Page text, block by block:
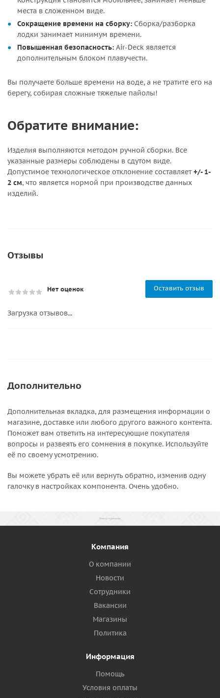
места в сложенном виде.
Сокращение времени на сборку: Сборка/разборка
лодки занимает минимум времени.
Повышенная безопасность: Air-Deck является
дополнительным блоком плавучести.
Вы получаете больше времени на воде, а не тратите его на
берегу, собирая сложные тяжелые пайолы!
Обратите внимание:
Изделия выполняются методом ручной сборки. Все
указанные размеры соблюдены в сдутом виде.
Допустимое технологическое отклонение составляет+/- 1-
2 см, что является нормой при производстве данных
изделий.
Отзывы
Нет оценок Оставить отзыв
Загрузка отзывов...
Дополнительно
Дополнительная вкладка, для размещения информации о
магазине, доставке или любого другого важного контента.
Поможет вам ответить на интересующие покупателя
вопросы и развеять его сомнения в покупке. Используйте
её по своему усмотрению.
Вы можете убрать её или вернуть обратно, изменив одну
галочку в настройках компонента. Очень удобно.
Компания
О компании
Новости
Сотрудники
Вакансии
Магазины
Политика
Информация
Помощь
Условия оплаты